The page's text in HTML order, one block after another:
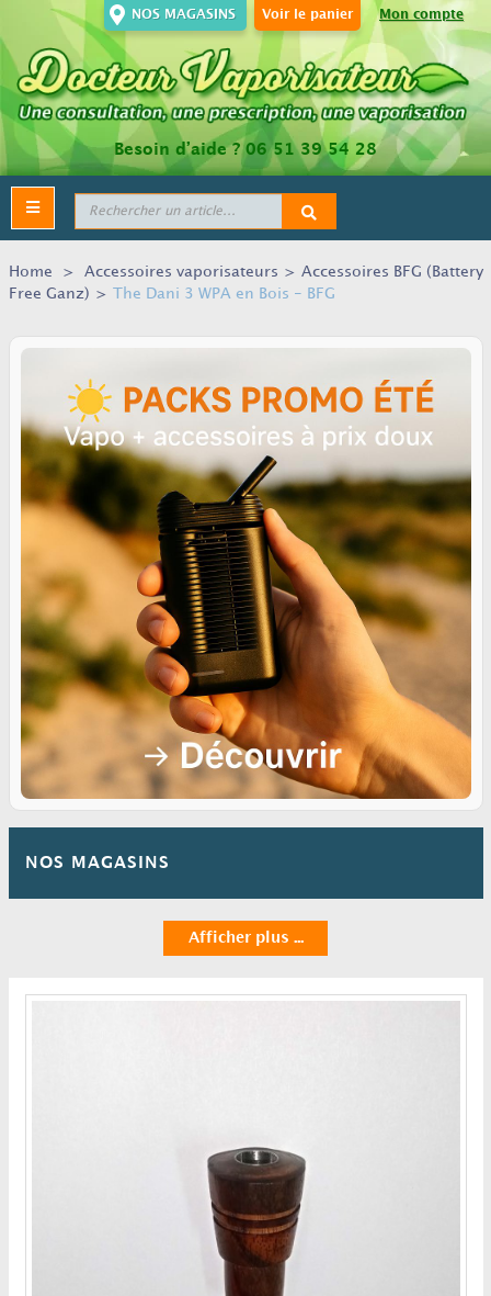
Mon compte
Voir le panier
NOS MAGASINS
Besoin d’aide ?06 51 39 54 28
Toggle
navigation
Home > Accessoires vaporisateurs > Accessoires BFG (Battery
Free Ganz) > The Dani 3 WPA en Bois - BFG
NOS MAGASINS
Afficher plus ...